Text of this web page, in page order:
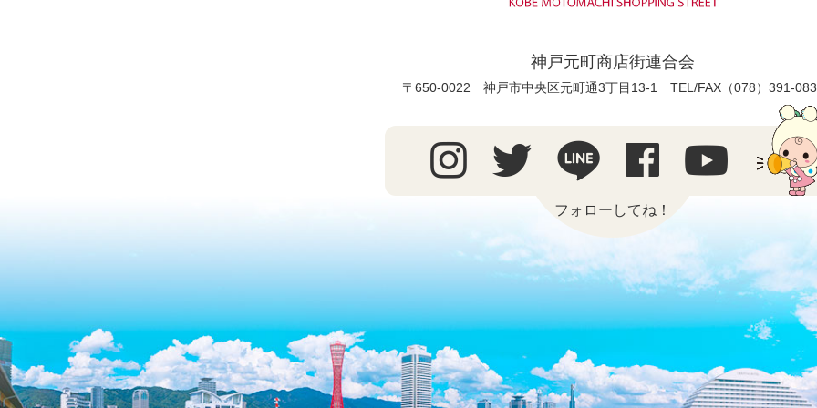
神戸元町商店街連合会
〒650-0022 神戸市中央区元町通3丁目13-1 TEL/FAX（078）391-
フォローしてね！